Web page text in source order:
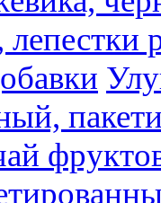
лепестки